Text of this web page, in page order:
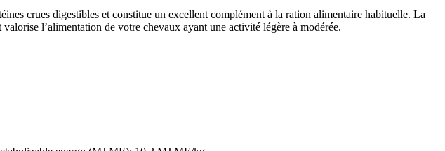
crues digestibles et constitue un excellent complément à la ration alimentaire habituelle. La
l’alimentation de votre chevaux ayant une activité légère à modérée.